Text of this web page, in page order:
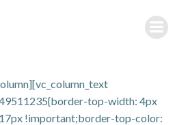
top-width: 4px
!important;border-top-color: